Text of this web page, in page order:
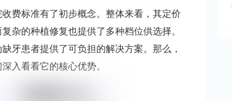
费标准有了初步概念。整体来看，其定价
杂的种植修复也提供了多种档位供选择。
牙患者提供了可负担的解决方案。那么，
入看看它的核心优势。